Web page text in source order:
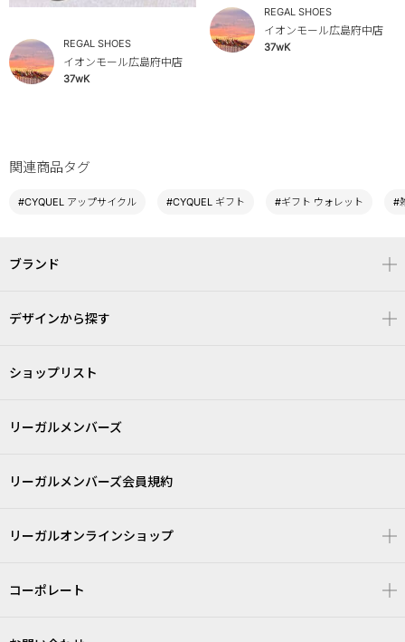
REGAL SHOES
イオンモール広島府中店
37wK
REGAL SHOES
イオンモール広島府中店
37wK
関連商品タグ
#CYQUEL アップサイクル #CYQUEL ギフト #ギフト ウォレット #
ブランド
デザインから探す
ショップリスト
リーガルメンバーズ
リーガルメンバーズ会員規約
リーガルオンラインショップ
コーポレート